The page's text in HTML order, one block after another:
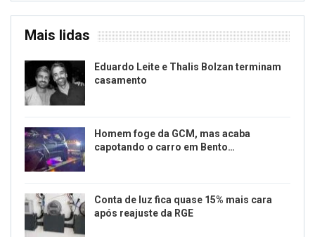
Mais lidas
Eduardo Leite e Thalis Bolzan terminam
casamento
Homem foge da GCM, mas acaba
capotando o carro em Bento…
Conta de luz fica quase 15% mais cara
após reajuste da RGE